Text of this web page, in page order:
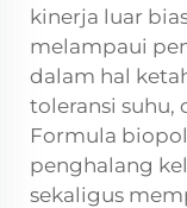
kinerja luar
melampaui
dalam hal
toleransi suhu,
Formula
penghalang
sekaligus